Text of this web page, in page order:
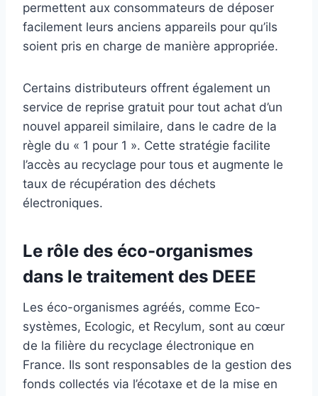
permettent aux consommateurs de déposer
facilement leurs anciens appareils pour qu’ils
soient pris en charge de manière appropriée.
Certains distributeurs offrent également un
service de reprise gratuit pour tout achat d’un
nouvel appareil similaire, dans le cadre de la
règle du « 1 pour 1 ». Cette stratégie facilite
l’accès au recyclage pour tous et augmente le
taux de récupération des déchets
électroniques.
Le rôle des éco-organismes
dans le traitement des DEEE
Les éco-organismes agréés, comme Eco-
systèmes, Ecologic, et Recylum, sont au cœur
de la filière du recyclage électronique en
France. Ils sont responsables de la gestion des
fonds collectés via l’écotaxe et de la mise en